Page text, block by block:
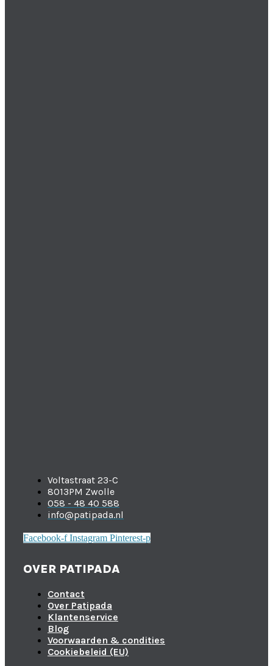
Voltastraat 23-C
8013PM Zwolle
058 - 48 40 588
info@patipada.nl
Facebook-f Instagram Pinterest-p
OVER PATIPADA
Contact
Over Patipada
Klantenservice
Blog
Voorwaarden & condities
Cookiebeleid (EU)